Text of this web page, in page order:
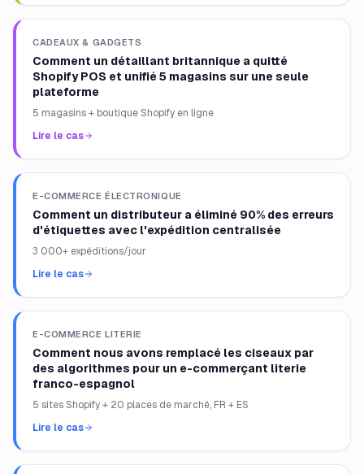
CADEAUX & GADGETS
Comment un détaillant britannique a quitté
Shopify POS et unifié 5 magasins sur une seule
plateforme
5 magasins + boutique Shopify en ligne
Lire le cas
E-COMMERCE ÉLECTRONIQUE
Comment un distributeur a éliminé 90% des erreurs
d'étiquettes avec l'expédition centralisée
3 000+ expéditions/jour
Lire le cas
E-COMMERCE LITERIE
Comment nous avons remplacé les ciseaux par
des algorithmes pour un e-commerçant literie
franco-espagnol
5 sites Shopify + 20 places de marché, FR + ES
Lire le cas